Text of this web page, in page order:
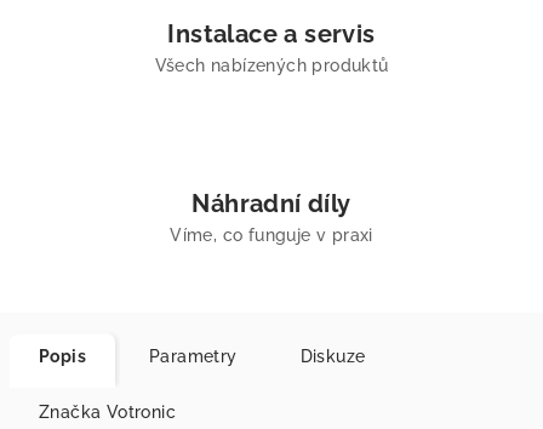
Instalace a servis
Všech nabízených produktů
Náhradní díly
Víme, co funguje v praxi
Popis Parametry Diskuze
Značka Votronic